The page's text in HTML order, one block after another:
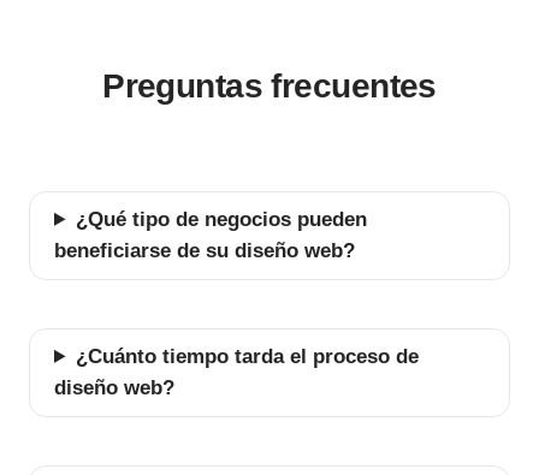
Preguntas frecuentes
¿Qué tipo de negocios pueden
beneficiarse de su diseño web?
¿Cuánto tiempo tarda el proceso de
diseño web?